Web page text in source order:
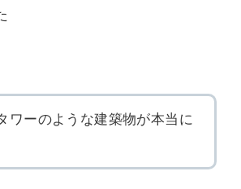
ワーのような建築物が本当に